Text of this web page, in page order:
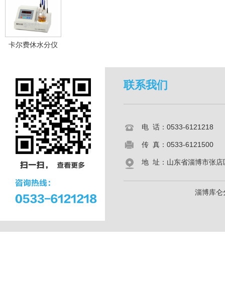
卡尔费休水分仪
联系我们
电 话：0533-6121218
传 真：0533-6121500
地 址：山东省淄博市张
淄博库